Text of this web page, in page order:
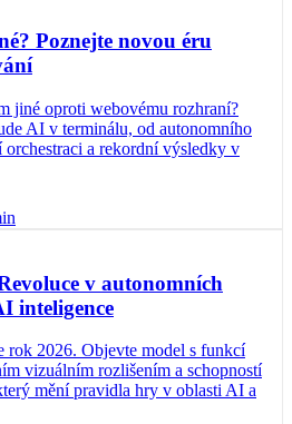
Poznejte novou éru
jiné oproti webovému rozhraní?
AI v terminálu, od autonomního
a rekordní výsledky v
v autonomních
inteligence
rok 2026. Objevte model s funkcí
vizuálním rozlišením a schopností
mění pravidla hry v oblasti AI a